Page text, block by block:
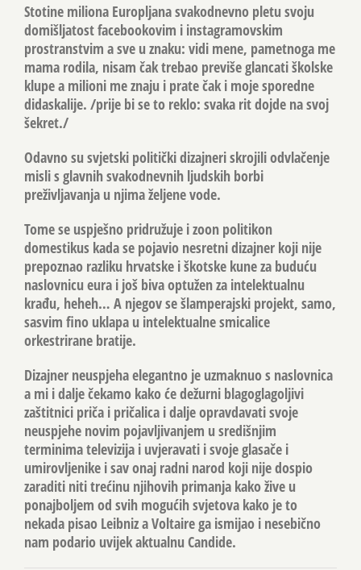
Stotine miliona Europljana svakodnevno pletu svoju
domišljatost facebookovim i instagramovskim
prostranstvim a sve u znaku: vidi mene, pametnoga me
mama rodila, nisam čak trebao previše glancati školske
klupe a milioni me znaju i prate čak i moje sporedne
didaskalije. /prije bi se to reklo: svaka rit dojde na svoj
šekret./
Odavno su svjetski politički dizajneri skrojili odvlačenje
misli s glavnih svakodnevnih ljudskih borbi
preživljavanja u njima željene vode.
Tome se uspješno pridružuje i zoon politikon
domestikus kada se pojavio nesretni dizajner koji nije
prepoznao razliku hrvatske i škotske kune za buduću
naslovnicu eura i još biva optužen za intelektualnu
krađu, heheh… A njegov se šlamperajski projekt, samo,
sasvim fino uklapa u intelektualne smicalice
orkestrirane bratije.
Dizajner neuspjeha elegantno je uzmaknuo s naslovnica
a mi i dalje čekamo kako će dežurni blagoglagoljivi
zaštitnici priča i pričalica i dalje opravdavati svoje
neuspjehe novim pojavljivanjem u središnjim
terminima televizija i uvjeravati i svoje glasače i
umirovljenike i sav onaj radni narod koji nije dospio
zaraditi niti trećinu njihovih primanja kako žive u
ponajboljem od svih mogućih svjetova kako je to
nekada pisao Leibniz a Voltaire ga ismijao i nesebično
nam podario uvijek aktualnu Candide.